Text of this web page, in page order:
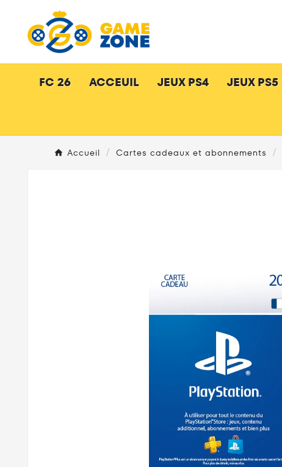
FC 26 ACCEUIL JEUX PS4 JEUX PS5
Accueil Cartes cadeaux et abonnements